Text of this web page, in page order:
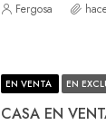
Fergosa
EN VENTA EN
CASA EN